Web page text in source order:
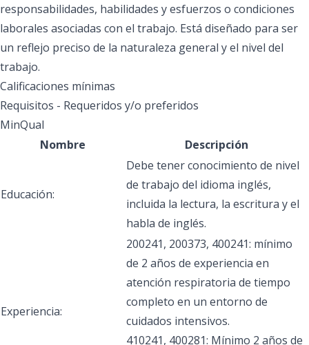
responsabilidades, habilidades y esfuerzos o condiciones
laborales asociadas con el trabajo. Está diseñado para ser
un reflejo preciso de la naturaleza general y el nivel del
trabajo.
Calificaciones mínimas
Requisitos - Requeridos y/o preferidos
MinQual
Nombre
Descripción
Educación:
Debe tener conocimiento de nivel
de trabajo del idioma inglés,
incluida la lectura, la escritura y el
habla de inglés.
Experiencia:
200241, 200373, 400241: mínimo
de 2 años de experiencia en
atención respiratoria de tiempo
completo en un entorno de
cuidados intensivos.
410241, 400281: Mínimo 2 años de